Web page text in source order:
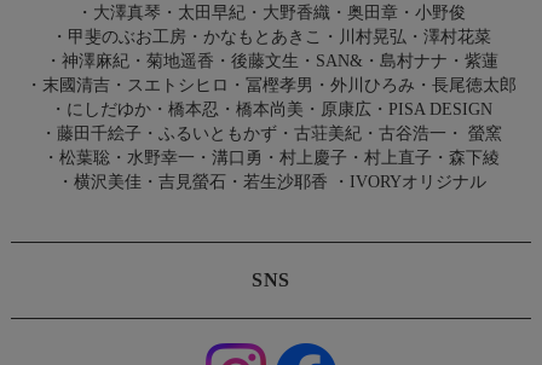
・ 大澤真琴 ・ 太田早紀 ・ 大野香織 ・ 奥田章 ・ 小野俊
・ 甲斐のぶお工房 ・ かなもとあきこ ・ 川村晃弘 ・ 澤村花菜
・ 神澤麻紀・ 菊地遥香 ・ 後藤文生 ・ SAN&・ 島村ナナ ・ 紫蓮
・ 末國清吉 ・ スエトシヒロ ・ 冨樫孝男 ・ 外川ひろみ ・ 長尾徳太郎
・ にしだゆか ・ 橋本忍 ・ 橋本尚美 ・ 原康広 ・ PISA DESIGN
・ 藤田千絵子 ・ ふるいともかず ・ 古荘美紀 ・ 古谷浩一 ・
螢窯
・ 松葉聡 ・ 水野幸一 ・ 溝口勇 ・ 村上慶子 ・ 村上直子 ・ 森下綾
・ 横沢美佳 ・ 吉見螢石・ 若生沙耶香 ・ IVORYオリジナル
SNS